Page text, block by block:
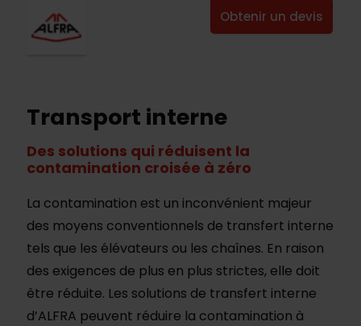
Obtenir un devis
Transport interne
Des solutions qui réduisent la
contamination croisée à zéro
La contamination est un inconvénient majeur
des moyens conventionnels de transfert interne
tels que les élévateurs ou les chaînes. En raison
des exigences de plus en plus strictes, elle doit
être réduite. Les solutions de transfert interne
d’ALFRA peuvent réduire la contamination à